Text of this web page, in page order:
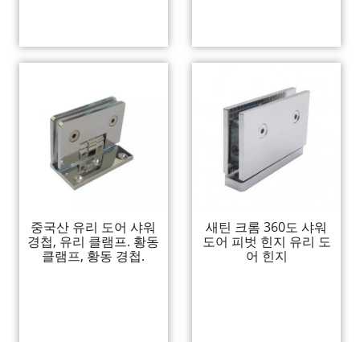
중국산 유리 도어 샤워
경첩, 유리 클램프. 황동
클램프, 황동 경첩.
새틴 크롬 360도 샤워
도어 피벗 힌지 유리 도
어 힌지